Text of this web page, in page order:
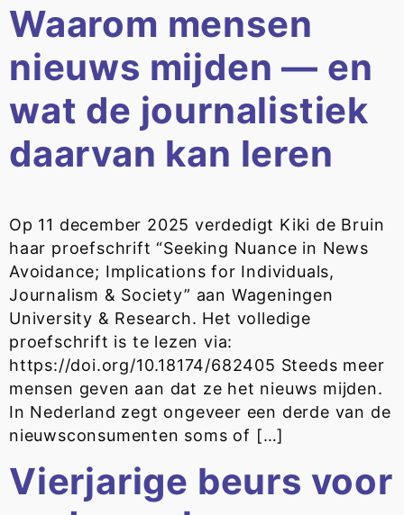
Waarom mensen
nieuws mijden — en
wat de journalistiek
daarvan kan leren
Op 11 december 2025 verdedigt Kiki de Bruin
haar proefschrift “Seeking Nuance in News
Avoidance; Implications for Individuals,
Journalism & Society” aan Wageningen
University & Research. Het volledige
proefschrift is te lezen via:
https://doi.org/10.18174/682405 Steeds meer
mensen geven aan dat ze het nieuws mijden.
In Nederland zegt ongeveer een derde van de
nieuwsconsumenten soms of […]
Vierjarige beurs voor